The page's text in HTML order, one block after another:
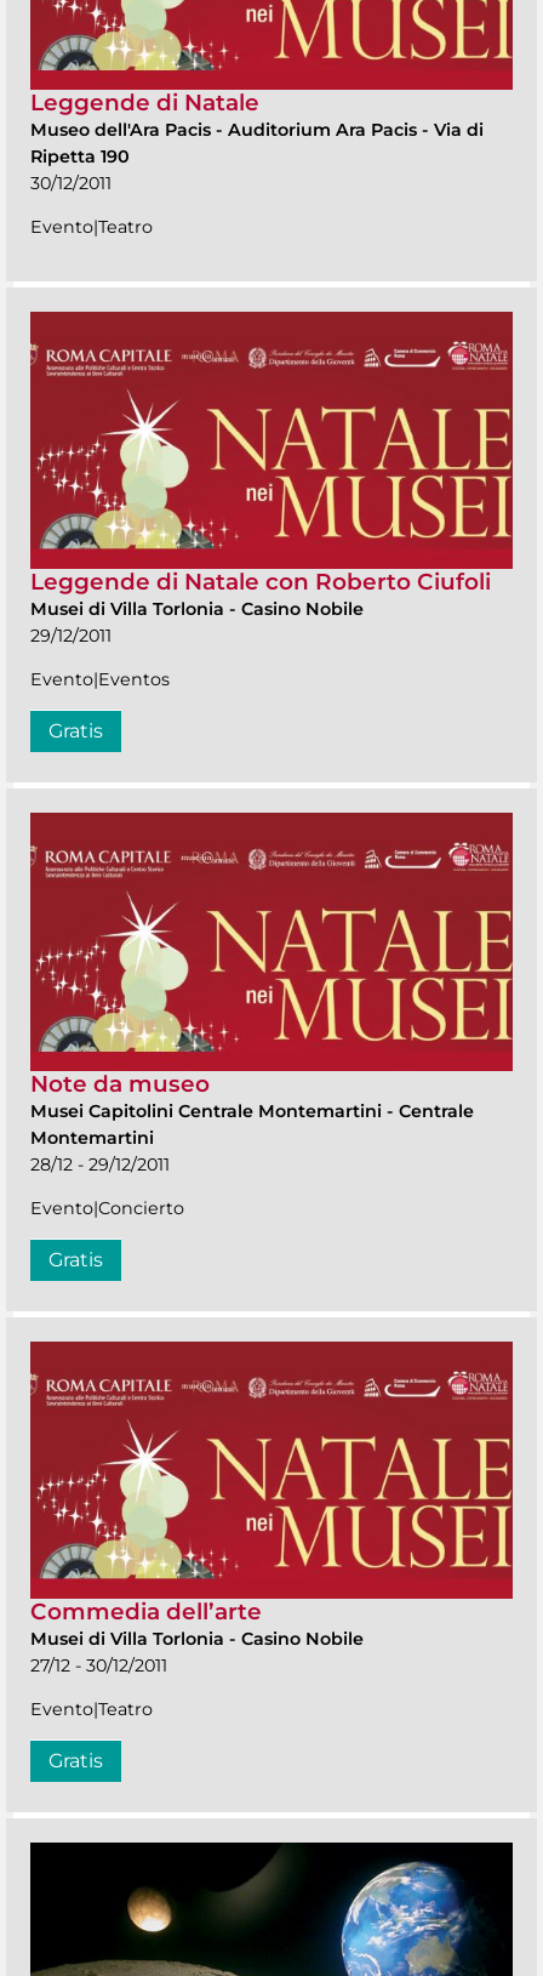
Leggende di Natale
Museo dell'Ara Pacis - Auditorium Ara Pacis - Via di
Ripetta 190
30/12/2011
Evento|Teatro
Leggende di Natale con Roberto Ciufoli
Musei di Villa Torlonia - Casino Nobile
29/12/2011
Evento|Eventos
Gratis
Note da museo
Musei Capitolini Centrale Montemartini - Centrale
Montemartini
28/12 - 29/12/2011
Evento|Concierto
Gratis
Commedia dell’arte
Musei di Villa Torlonia - Casino Nobile
27/12 - 30/12/2011
Evento|Teatro
Gratis